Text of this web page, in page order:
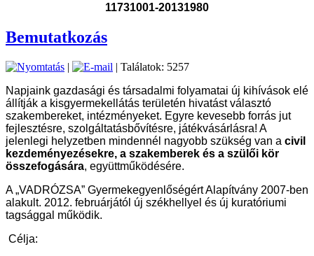
11731001-20131980
Bemutatkozás
|
| Találatok: 5257
Napjaink gazdasági és társadalmi folyamatai új kihívások elé
állítják a kisgyermekellátás területén hivatást választó
szakembereket, intézményeket. Egyre kevesebb forrás jut
fejlesztésre, szolgáltatásbővítésre, játékvásárlásra! A
jelenlegi helyzetben mindennél nagyobb szükség van a civil
kezdeményezésekre, a szakemberek és a szülői kör
összefogására, együttműködésére.
A „VADRÓZSA” Gyermekegyenlőségért Alapítvány 2007-ben
alakult. 2012. februárjától új székhellyel és új kuratóriumi
tagsággal működik.
Célja: